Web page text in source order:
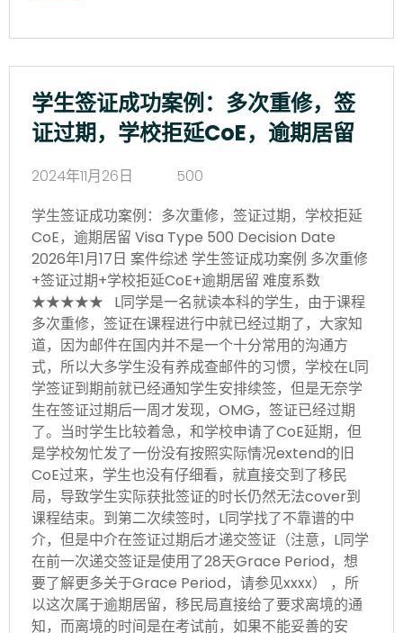
学生签证成功案例：多次重修，签
证过期，学校拒延CoE，逾期居留
2024年11月26日
500
学生签证成功案例：多次重修，签证过期，学校拒延
CoE，逾期居留 Visa Type 500 Decision Date
2026年1月17日 案件综述 学生签证成功案例 多次重修
+签证过期+学校拒延CoE+逾期居留 难度系数
★★★★★ L同学是一名就读本科的学生，由于课程
多次重修，签证在课程进行中就已经过期了，大家知
道，因为邮件在国内并不是一个十分常用的沟通方
式，所以大多学生没有养成查邮件的习惯，学校在L同
学签证到期前就已经通知学生安排续签，但是无奈学
生在签证过期后一周才发现，OMG，签证已经过期
了。当时学生比较着急，和学校申请了CoE延期，但
是学校匆忙发了一份没有按照实际情况extend的旧
CoE过来，学生也没有仔细看，就直接交到了移民
局，导致学生实际获批签证的时长仍然无法cover到
课程结束。到第二次续签时，L同学找了不靠谱的中
介，但是中介在签证过期后才递交签证（注意，L同学
在前一次递交签证是使用了28天Grace Period，想
要了解更多关于Grace Period，请参见xxxx） ，所
以这次属于逾期居留，移民局直接给了要求离境的通
知，而离境的时间是在考试前，如果不能妥善的安